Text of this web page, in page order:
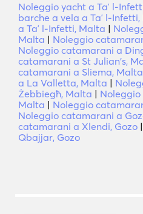
Noleggio yacht a Taʼ l-
barche a vela a Taʼ l-
a Taʼ l-Infetti, Malta |
Malta | Noleggio
Noleggio catamarani a
catamarani a St Julian's,
catamarani a Sliema, Malta
a La Valletta, Malta |
Żebbiegħ, Malta |
Malta | Noleggio
Noleggio catamarani a
catamarani a Xlendi, Gozo |
Qbajjar, Gozo